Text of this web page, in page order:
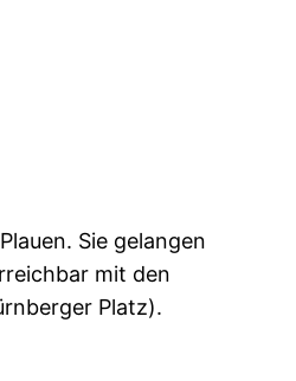
Sie gelangen
mit den
Platz).